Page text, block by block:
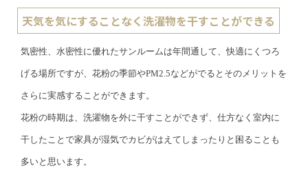
天気を気にすることなく洗濯物を干すことができる
気密性、水密性に優れたサンルームは年間通して、快適にくつろ
げる場所ですが、花粉の季節やPM2.5などがでるとそのメリットを
さらに実感することができます。
花粉の時期は、洗濯物を外に干すことができず、仕方なく室内に
干したことで家具が湿気でカビがはえてしまったりと困ることも
多いと思います。